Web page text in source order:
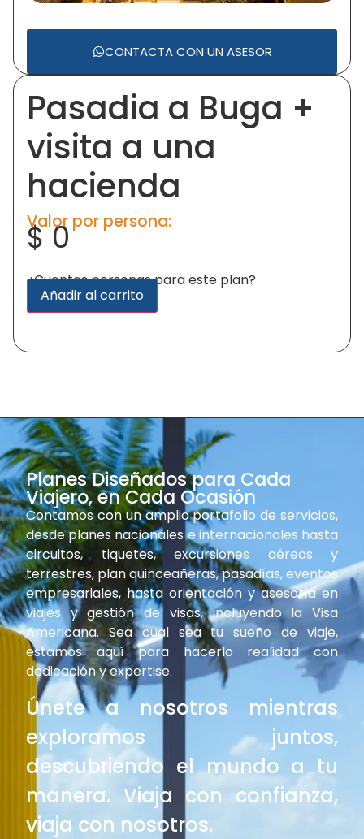
CONTACTA CON UN ASESOR
Pasadia a Buga +
visita a una
hacienda
Valor por persona:
$0
¿Cuantas personas para este plan?
Añadir al carrito
Alternative:
Planes Diseñados para Cada
Viajero, en Cada Ocasión
Contamos con un amplio portafolio de servicios,
desde planes nacionales e internacionales hasta
circuitos, tiquetes, excursiones aéreas y
terrestres, plan quinceañeras, pasadías, eventos
empresariales, hasta orientación y asesoría en
viajes y gestión de visas, incluyendo la Visa
Americana. Sea cual sea tu sueño de viaje,
estamos aquí para hacerlo realidad con
dedicación y expertise.
Únete a nosotros mientras
exploramos juntos,
descubriendo el mundo a tu
manera. Viaja con confianza,
viaja con nosotros.